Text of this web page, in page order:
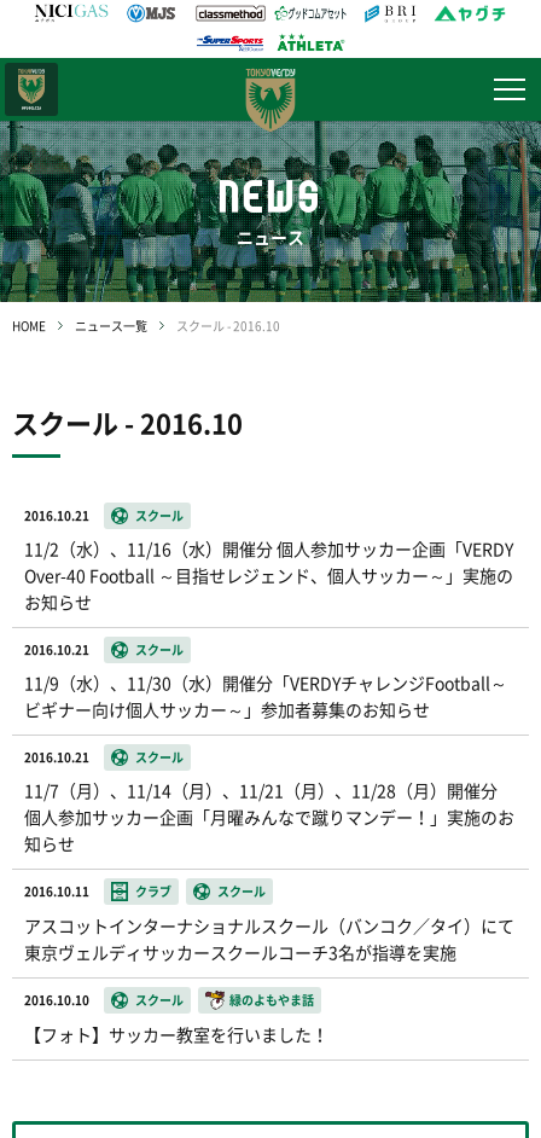
NEWS
ニュース
HOME ニュース一覧 スクール - 2016.10
スクール - 2016.10
2016.10.21 スクール
11/2（水）、11/16（水）開催分 個人参加サッカー企画「VERDY
Over-40 Football ～目指せレジェンド、個人サッカー～」実施の
お知らせ
2016.10.21 スクール
11/9（水）、11/30（水）開催分「VERDYチャレンジFootball～
ビギナー向け個人サッカー～」参加者募集のお知らせ
2016.10.21 スクール
11/7（月）、11/14（月）、11/21（月）、11/28（月）開催分
個人参加サッカー企画「月曜みんなで蹴りマンデー！」実施のお
知らせ
2016.10.11 クラブ スクール
アスコットインターナショナルスクール（バンコク／タイ）にて
東京ヴェルディサッカースクールコーチ3名が指導を実施
2016.10.10 スクール 緑のよもやま話
【フォト】サッカー教室を行いました！